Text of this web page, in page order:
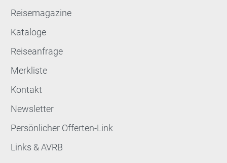
Reisemagazine
Kataloge
Reiseanfrage
Merkliste
Kontakt
Newsletter
Persönlicher Offerten-Link
Links & AVRB